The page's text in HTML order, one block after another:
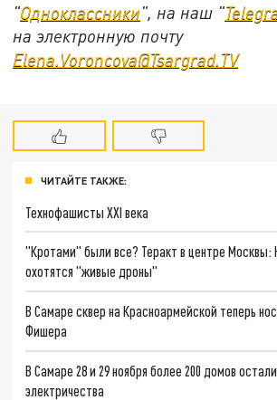
"Одноклассники", на наш "
на электронную почту
Elena.Voroncova@Tsargrad.TV
ЧИТАЙТЕ ТАКЖЕ:
Технофашисты XXI века
"Кротами" были все? Теракт в центре Москвы:
охотятся "живые дроны"
В Самаре сквер на Красноармейской теперь
Фишера
В Самаре 28 и 29 ноября более 200 домов
электричества